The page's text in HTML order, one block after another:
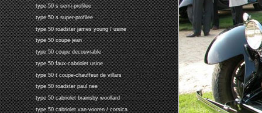
type 50 s semi-profilee
type 50 s super-profilee
type 50 roadster james young / usine
type 50 coupe jean
type 50 coupe decouvrable
type 50 faux-cabriolet usine
type 50 t coupe-chauffeur de villars
type 50 roadster paul nee
type 50 cabriolet brainsby woollard
type 50 cabriolet van-vooren / corsica